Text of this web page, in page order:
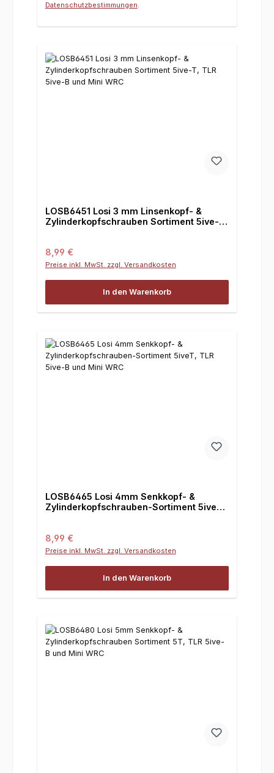
Datenschutzbestimmungen.
LOSB6451 Losi 3 mm Linsenkopf- &
Zylinderkopfschrauben Sortiment 5ive-T,
Regulärer Preis:
8,99 €
Preise inkl. MwSt. zzgl. Versandkosten
In den Warenkorb
LOSB6465 Losi 4mm Senkkopf- &
Zylinderkopfschrauben-Sortiment 5iveT,
Regulärer Preis:
8,99 €
Preise inkl. MwSt. zzgl. Versandkosten
In den Warenkorb